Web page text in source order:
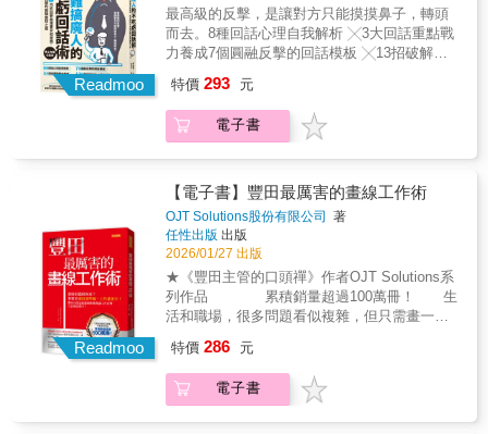
受的體驗。如此的收穫是深刻的、長久的，更
具有延伸的潛力。不論是學校、職場或生活場
域；不管是進修、休閒或應用，前瞻觀之，讀
學校長 《不用拚命也能脫穎而出的職場工作
術》以真實職場案例切入，精準點出新世代常
見的迷惘與盲點，並以可立即上手的技巧，帶
領讀者看見「用對方法」所帶來的力量。傳蓮
自我成長化為具體行動指南，讓讀者不必靠過
健前行。這是一本能陪伴讀者建立自信、提升
專業度的實用之書。──王宏宗／臺北市立大學
教授兼競技運動訓練研究所所長 初入職場的新
鮮人，大家都想成功，沒有人想失敗，如何面
對成功，往往不需要太多的練習；然而如何處
遇挫折，卻是要經由不斷的學習，才能從屢次
挫敗中構築經驗修正方向，進而走入自己心目
談的是日常職涯中常常會面對的事務，然而那
些看似簡單的工作事務，卻常常有人在這些事
務上耗費不必要的時間和精力，進而消磨對工
&hellip;&hellip;。 職場就像馬拉松，本書不是
教你如何燃燒體力，而是教你如何配速、調整
腳步。現在就翻開這本書，開始你的職涯複利
行動。 【好評推薦】(依姓氏筆劃序) 身為沒有
受到帶人與做事的難度。《不用拚命也能脫穎
而出的職場工作術》一書把多年職場與管理經
驗整理成可實際運用的方法，這本書不只適合
我們反覆翻閱。──卜唯平／禾翌創意有限公司
創辦人 這不僅是一本如參考手冊及作業準則的
好用工具書，更是讀來親切、容易沉浸的方法
寶典。本書沒有教科書的刻板單調，也沒有刻
意鋪陳艱澀的理論，而是給讀者具有溫度及感
受的體驗。如此的收穫是深刻的、長久的，更
具有延伸的潛力。不論是學校、職場或生活場
者都可受益無窮。──王政彥／國立高雄師範大
學校長 《不用拚命也能脫穎而出的職場工作
術》以真實職場案例切入，精準點出新世代常
Readmoo
最高級的反擊，是讓對方只能摸摸鼻子，轉頭
而去。8種回話心理自我解析 ╳3大回話重點戰
力養成7個圓融反擊的回話模板 ╳13招破解話
母、情勒伴侶，各種頭痛人物──全部適用！
「要怎麼做，才能更巧妙地回嘴呢？」「只要
能稍稍扳回一城，就不會累積那麼多壓力
語、爭強好辯，甚至惡言相向的人感到苦惱。
尤其當對方是上司、同事、客戶、父母、親戚
或伴侶……面對這些無法輕易斷絕關係的麻煩
人物，情況將更加棘手。因為我們既不能逃
跑，也不能斬斷緣分，更不能口無遮攔直接回
嘴，長期下來，這將導致想說的話說不出口，
只能默默承受各種批評指教，內心壓力越積越
多。本書的目標只有一個──幫助你擺脫「無法
反駁」的困境！從今以後，徹底從老是挨罵的
白天早就一堆討厭鬼了……對付「無法擺脫又
必須面對」的麻煩人物，千萬別浪費時間，圓
融地三言兩語打發掉吧！作者將結合心理學與
特價 293 元
電子書
Readmoo
【電子書】豐田最厲害的畫線工作術
OJT Solutions股份有限公司
著
任性出版 出版
2026/01/27 出版
★《豐田主管的口頭禪》作者OJT Solutions系
列作品 累積銷量超過100萬冊！ 生
活和職場，很多問題看似複雜，但只需畫一條
導線。車輛若沒有停在線框內，就會影響到周
圍交通。 ◎收銀臺前，畫上「請在線後等
待」，能讓隊伍保持整齊，維持結帳秩
特價 286 元
電子書